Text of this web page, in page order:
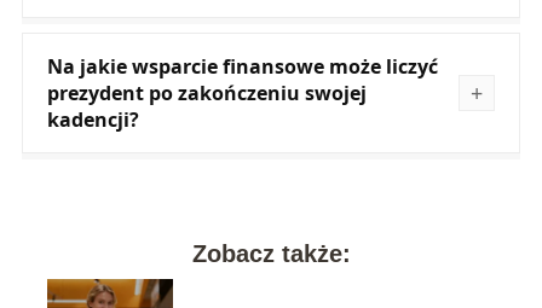
Na jakie wsparcie finansowe może liczyć
prezydent po zakończeniu swojej
kadencji?
Zobacz także: